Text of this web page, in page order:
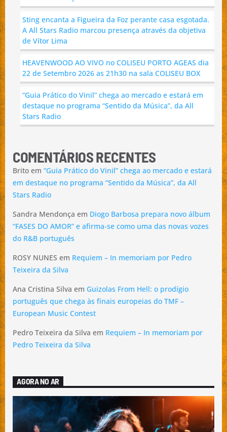
Sting encanta a Figueira da Foz perante casa esgotada.
A All Stars Radio marcou presença através da objetiva
de Vítor Lima
HEAVENWOOD AO VIVO no COLISEU PORTO AGEAS dia
22 de Setembro 2026 as 21h30 na sala COLISEU BOX
“Guia Prático do Vinil” chega ao mercado e estará em
destaque no programa “Sentido da Música”, da All
Stars Radio
COMENTÁRIOS RECENTES
Brito em“Guia Prático do Vinil” chega ao mercado e estará
em destaque no programa “Sentido da Música”, da All
Stars Radio
Sandra Mendonça em Diogo Barbosa prepara novo álbum
“FASES DO AMOR” e afirma-se como uma das novas vozes
do R&B português
ROSY NUNES em Requiem – In memoriam por Pedro
Teixeira da Silva
Ana Cristina Silva em Guizolas From Hell: o prodígio
português que chega às finais europeias do TMF –
European Music Contest
Pedro Teixeira da Silva em Requiem – In memoriam por
Pedro Teixeira da Silva
AGORA NO AR